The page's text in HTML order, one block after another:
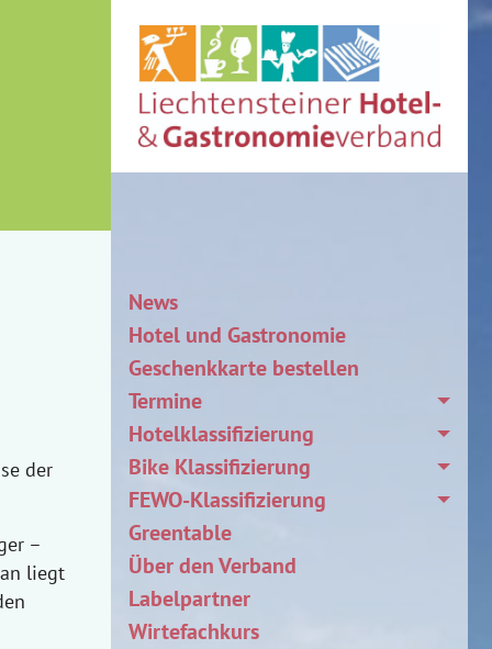
der
–
liegt
News
Hotel und Gastronomie
Geschenkkarte bestellen
Termine
Hotelklassifizierung
Bike Klassifizierung
FEWO-Klassifizierung
Greentable
Über den Verband
Labelpartner
Wirtefachkurs